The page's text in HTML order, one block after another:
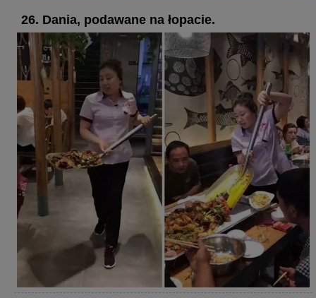
26. Dania, podawane na łopacie.